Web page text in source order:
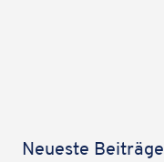
Neueste Beiträge